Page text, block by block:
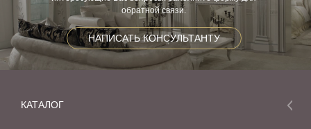
обратной связи.
НАПИСАТЬ КОНСУЛЬТАНТУ
КАТАЛОГ